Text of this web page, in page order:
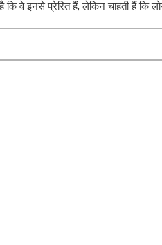
कि वे इनसे प्रेरित हैं, लेकिन चाहती हैं कि